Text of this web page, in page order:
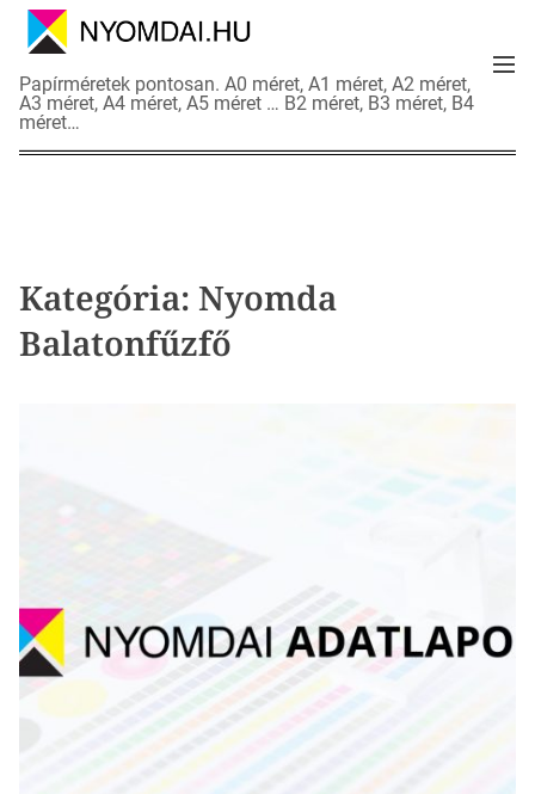
N
y
o
m
d
a
t
Papírméretek pontosan. A0 méret, A1 méret, A2 méret,
A3 méret, A4 méret, A5 méret … B2 méret, B3 méret, B4
méret…
M
Kategória: Nyomda
Balatonfűzfő